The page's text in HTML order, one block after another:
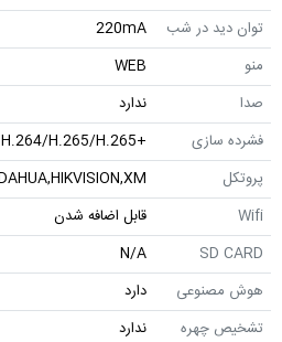
توان دید در شب
220mA
منو
WEB
صدا
ندارد
فشرده سازی
+H.264/H.265/H.265
پروتکل
Wifi
قابل اضافه شدن
SD CARD
N/A
هوش مصنوعی
دارد
تشخیص چهره
ندارد